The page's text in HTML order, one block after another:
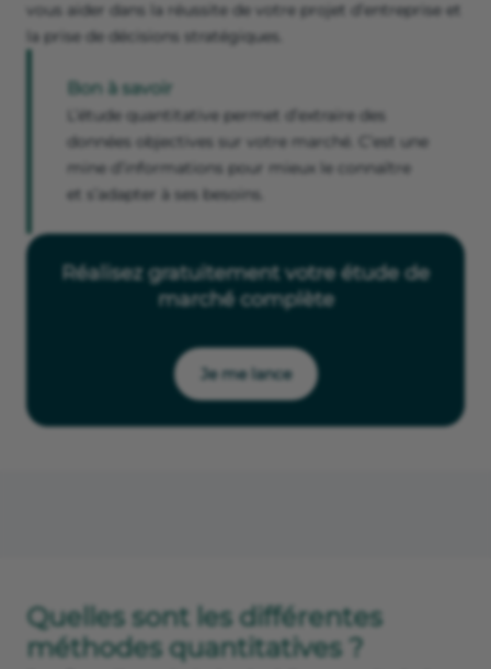
vous aider dans la réussite de votre projet d’entreprise et
la prise de décisions stratégiques.
Bon à savoir
L’étude quantitative permet d’extraire des
données objectives sur votre marché. C’est une
mine d’informations pour mieux le connaître
et s’adapter à ses besoins.
Réalisez gratuitement votre étude de
marché complète
Je me lance
Quelles sont les différentes
méthodes quantitatives ?